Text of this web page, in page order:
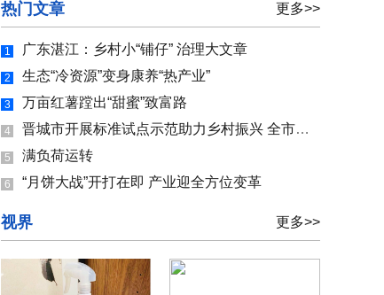
更多>>
热门文章
1 广东湛江：乡村小“铺仔” 治理大文章
2 生态“冷资源”变身康养“热产业”
3 万亩红薯蹚出“甜蜜”致富路
4 晋城市开展标准试点示范助力乡村振兴 全市共有农业标准化试点示范项目国家级6个、省级11个、市级6个
5 满负荷运转
6 “月饼大战”开打在即 产业迎全方位变革
更多>>
视界